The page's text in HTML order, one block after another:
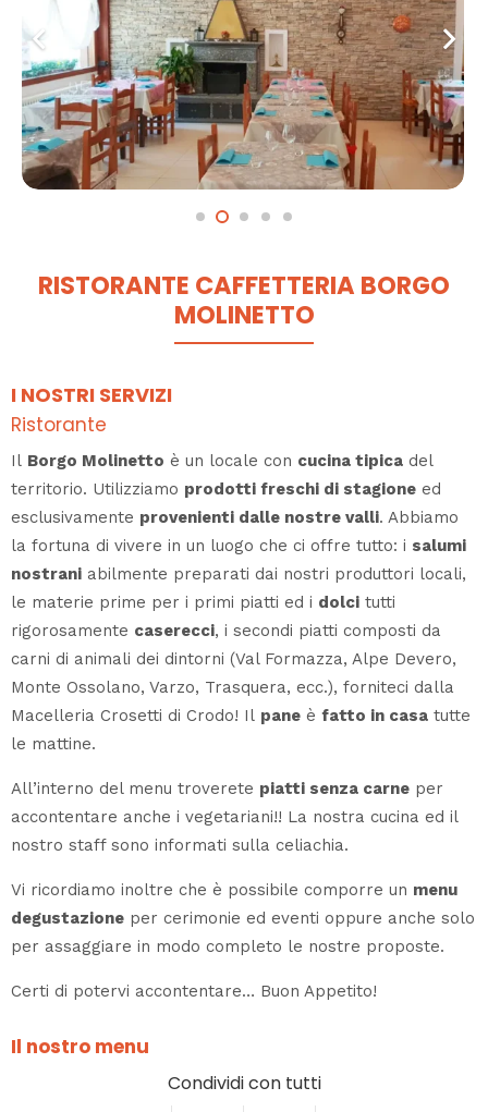
RISTORANTE CAFFETTERIA BORGO
MOLINETTO
I NOSTRI SERVIZI
Ristorante
Il Borgo Molinetto è un locale con cucina tipica del
territorio. Utilizziamo prodotti freschi di stagione ed
esclusivamente provenienti dalle nostre valli. Abbiamo
la fortuna di vivere in un luogo che ci offre tutto: i salumi
nostrani abilmente preparati dai nostri produttori locali,
le materie prime per i primi piatti ed i dolci tutti
rigorosamente caserecci, i secondi piatti composti da
carni di animali dei dintorni (Val Formazza, Alpe Devero,
Monte Ossolano, Varzo, Trasquera, ecc.), forniteci dalla
Macelleria Crosetti di Crodo! Il pane è fatto in casa tutte
le mattine.
All’interno del menu troverete piatti senza carne per
accontentare anche i vegetariani!! La nostra cucina ed il
nostro staff sono informati sulla celiachia.
Vi ricordiamo inoltre che è possibile comporre un menu
degustazione per cerimonie ed eventi oppure anche solo
per assaggiare in modo completo le nostre proposte.
Certi di potervi accontentare… Buon Appetito!
Il nostro menu
Condividi con tutti